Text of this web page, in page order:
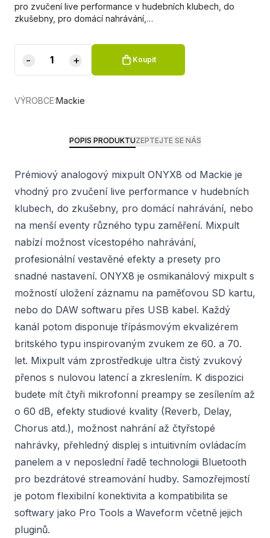
pro zvučení live performance v hudebních klubech, do
zkušebny, pro domácí nahrávání,…
- + Koupit
VÝROBCE:Mackie
POPIS PRODUKTUZEPTEJTE SE NÁS
Prémiový analogový mixpult ONYX8 od Mackie je
vhodný pro zvučení live performance v hudebních
klubech, do zkušebny, pro domácí nahrávání, nebo
na menší eventy různého typu zaměření. Mixpult
nabízí možnost vícestopého nahrávání,
profesionální vestavěné efekty a presety pro
snadné nastavení. ONYX8 je osmikanálový mixpult s
možností uložení záznamu na paměťovou SD kartu,
nebo do DAW softwaru přes USB kabel. Každý
kanál potom disponuje třípásmovým ekvalizérem
britského typu inspirovaným zvukem ze 60. a 70.
let. Mixpult vám zprostředkuje ultra čistý zvukový
přenos s nulovou latencí a zkreslením. K dispozici
budete mít čtyři mikrofonní preampy se zesílením až
o 60 dB, efekty studiové kvality (Reverb, Delay,
Chorus atd.), možnost nahrání až čtyřstopé
nahrávky, přehledný displej s intuitivním ovládacím
panelem a v neposlední řadě technologii Bluetooth
pro bezdrátové streamování hudby. Samozřejmostí
je potom flexibilní konektivita a kompatibilita se
softwary jako Pro Tools a Waveform včetně jejich
pluginů.